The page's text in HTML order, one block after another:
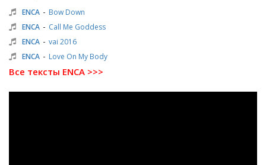
ENCA - Bow Down
ENCA - Call Me Goddess
ENCA - vai 2016
ENCA - Love On My Body
Все тексты ENCA >>>